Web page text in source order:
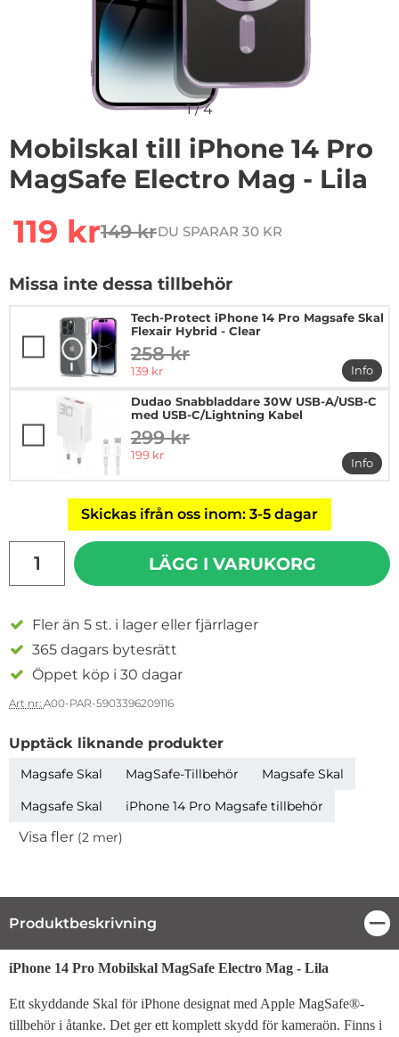
1/4
Mobilskal till iPhone 14 Pro
MagSafe Electro Mag - Lila
rea pris
119 krtidigare pris
149 krDU SPARAR 30 KR
Missa inte dessa tillbehör
Tech-Protect iPhone 14 Pro Magsafe Skal
Flexair Hybrid - Clear
tidigare pris
258 kr
rea pris
139 kr
Info
mer
Dudao Snabbladdare 30W USB-A/USB-C
med USB-C/Lightning Kabel
tidigare pris
299 kr
rea pris
199 kr
Info
mer
Skickas ifrån oss inom: 3-5 dagar
LÄGG I VARUKORG
Fler än 5 st. i lager eller fjärrlager
365 dagars bytesrätt
Öppet köp i 30 dagar
Art nr: A00-PAR-5903396209116
Upptäck liknande produkter
Magsafe Skal MagSafe-Tillbehör
Magsafe Skal
Magsafe Skal
iPhone 14 Pro Magsafe tillbehör
Visa fler (2 mer)
Produktbeskrivning
Produktbeskrivning
iPhone 14 Pro Mobilskal MagSafe Electro Mag - Lila
Ett skyddande Skal för iPhone designat med Apple MagSafe®-
tillbehör i åtanke. Det ger ett komplett skydd för kameraön. Finns i